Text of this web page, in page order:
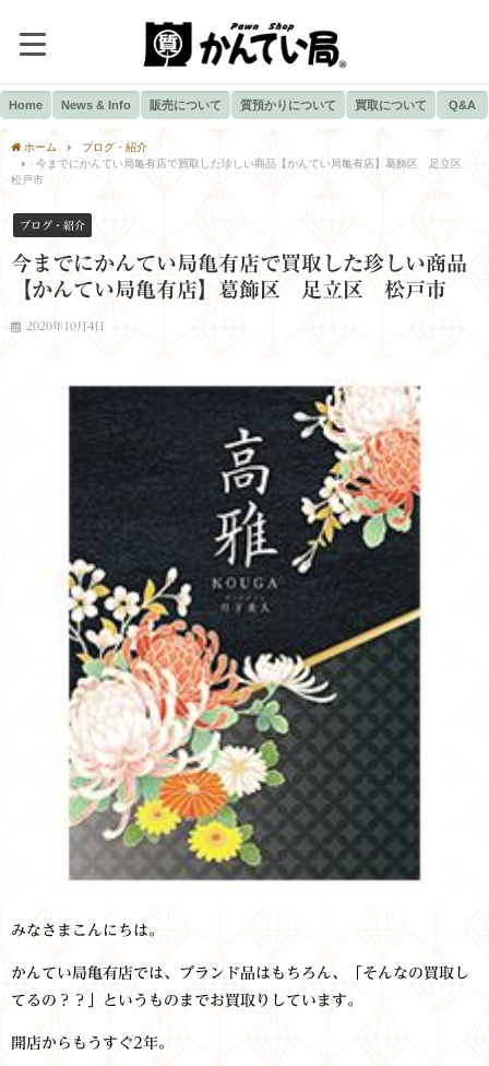
Home News & Info 販売について 質預かりについて 買取について Q&A
ホーム
ブログ・紹介
今までにかんてい局亀有店で買取した珍しい商品【かんてい局亀有店】葛飾区 足立区
松戸市
ブログ・紹介
今までにかんてい局亀有店で買取した珍しい商品
【かんてい局亀有店】葛飾区 足立区 松戸市
2020年10月4日
みなさまこんにちは。
かんてい局亀有店では、ブランド品はもちろん、「そんなの買取し
てるの？？」というものまでお買取りしています。
開店からもうすぐ2年。